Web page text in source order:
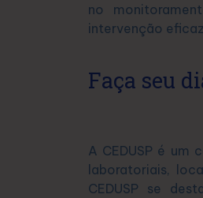
no
intervenção
Faça seu
A CEDUSP é um
laboratoriais,
CEDUSP se